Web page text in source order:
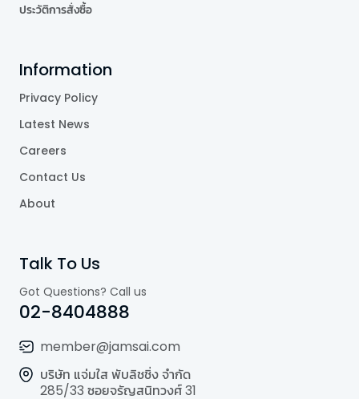
ประวัติการสั่งซื้อ
Information
Privacy Policy
Latest News
Careers
Contact Us
About
Talk To Us
Got Questions? Call us
02-8404888
member@jamsai.com
บริษัท แจ่มใส พับลิชชิ่ง จำกัด
285/33 ซอยจรัญสนิทวงศ์ 31